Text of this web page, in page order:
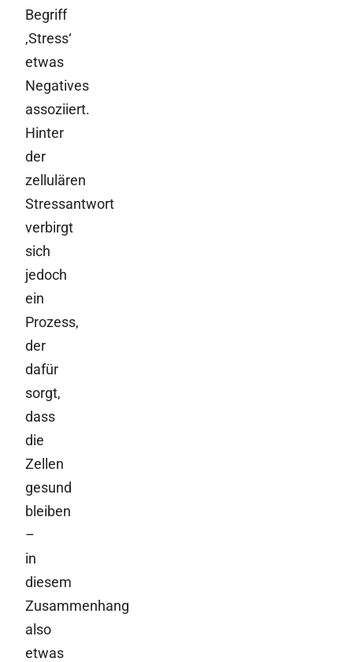
Begriff
‚Stress‘
etwas
Negatives
assoziiert.
Hinter
der
zellulären
Stressantwort
verbirgt
sich
jedoch
ein
Prozess,
der
dafür
sorgt,
dass
die
Zellen
gesund
bleiben
–
in
diesem
Zusammenhang
also
etwas